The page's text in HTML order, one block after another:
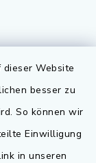
Website
besser zu
So können wir
Einwilligung
in unseren